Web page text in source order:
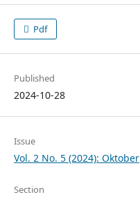
Pdf
Published
2024-10-28
Issue
Vol. 2 No. 5 (2024): Oktober
Section